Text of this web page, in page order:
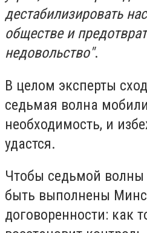
дестабилизировать
обществе и
недовольство".
В целом эксперты
седьмая волна
необходимость, и
удастся.
Чтобы седьмой
быть выполнены
договоренности: как